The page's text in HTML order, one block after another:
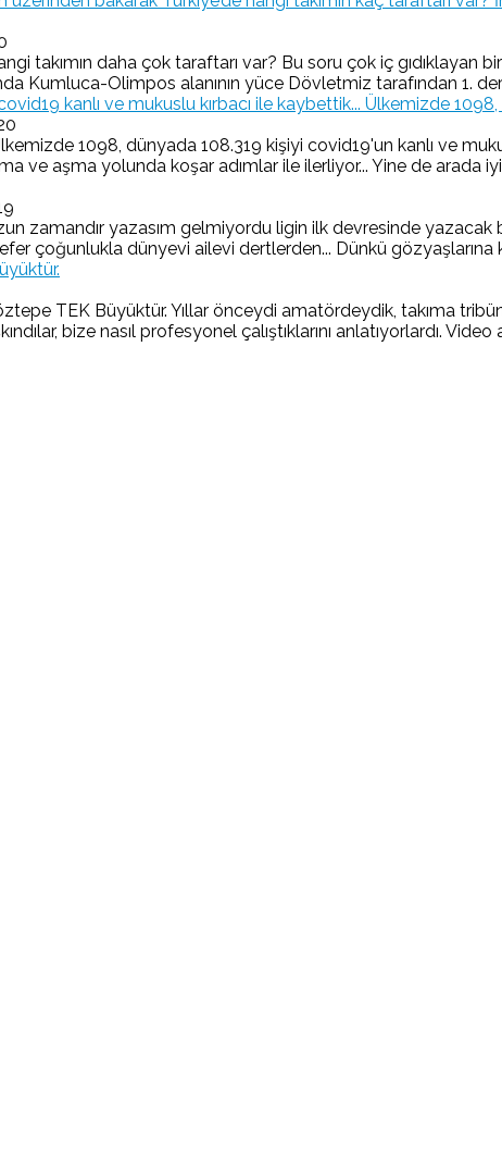
takımın daha çok taraftarı var? Bu soru çok iç gıdıklayan
Kumluca-Olimpos alanının yüce Dövletmiz tarafından 1.
Ülkemizde 1098,
1098, dünyada 108.319 kişiyi covid19'un kanlı ve
ve aşma yolunda koşar adımlar ile ilerliyor... Yine de arada
zamandır yazasım gelmiyordu ligin ilk devresinde
çoğunlukla dünyevi ailevi dertlerden... Dünkü gözyaşlarına
TEK Büyüktür. Yıllar önceydi amatördeydik, takıma
bize nasıl profesyonel çalıştıklarını anlatıyorlardı. Video